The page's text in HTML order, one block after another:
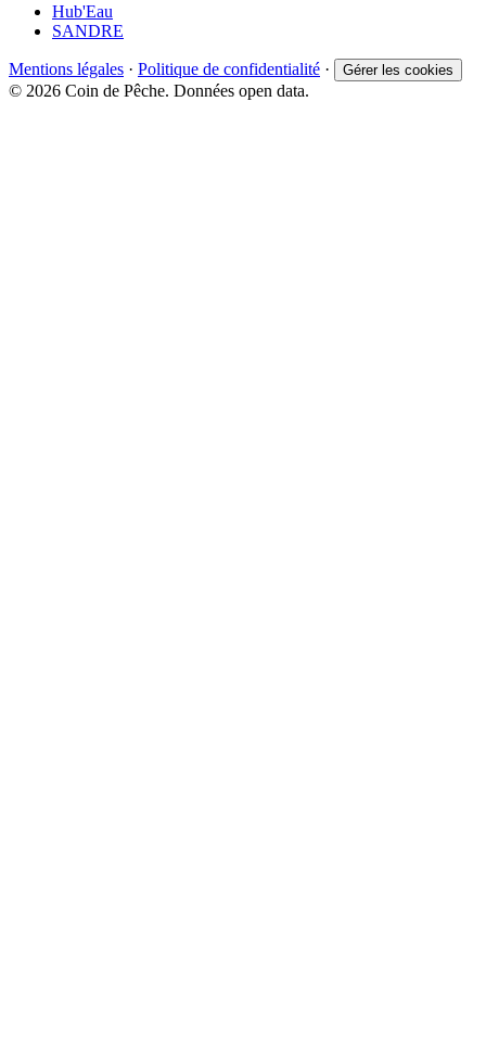
Hub'Eau
SANDRE
Mentions légales · Politique de confidentialité · Gérer les cookies
© 2026 Coin de Pêche. Données open data.